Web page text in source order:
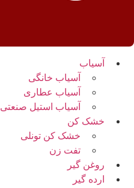
آسیاب
آسیاب خانگی
آسیاب عطاری
آسیاب استیل صنعتی
خشک کن
خشک کن تونلی
تفت زن
روغن گیر
ارده گیر